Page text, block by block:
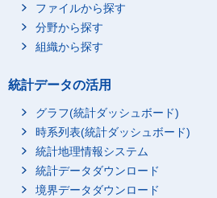
ファイルから探す
分野から探す
組織から探す
統計データの活用
グラフ(統計ダッシュボード)
時系列表(統計ダッシュボード)
統計地理情報システム
統計データダウンロード
境界データダウンロード